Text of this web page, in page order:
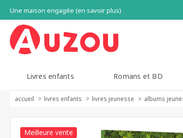
Une maison engagée (en savoir plus)
Livres enfants Romans et BD
accueil livres enfants livres jeunesse albums